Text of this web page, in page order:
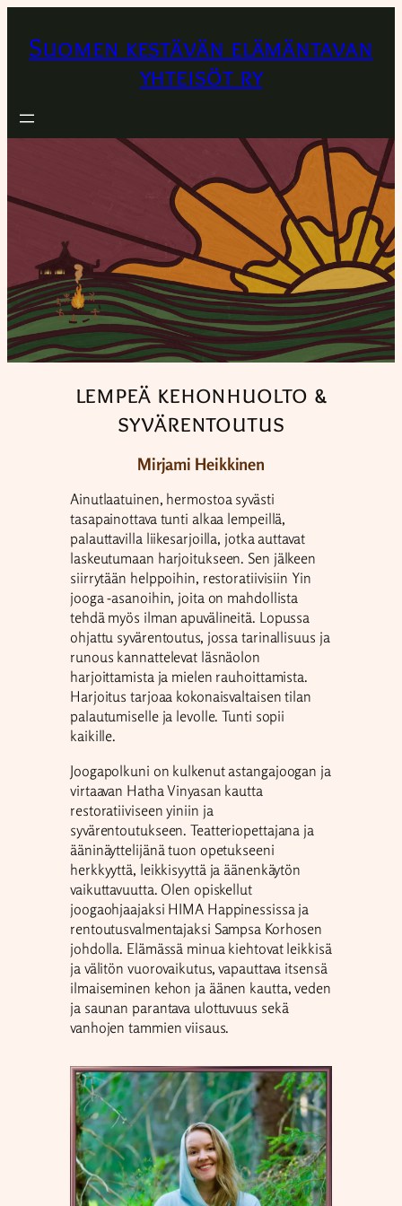
Suomen kestävän elämäntavan
yhteisöt ry
lempeä kehonhuolto &
syvärentoutus
Mirjami Heikkinen
Ainutlaatuinen, hermostoa syvästi
tasapainottava tunti alkaa lempeillä,
palauttavilla liikesarjoilla, jotka auttavat
laskeutumaan harjoitukseen. Sen jälkeen
siirrytään helppoihin, restoratiivisiin Yin
jooga -asanoihin, joita on mahdollista
tehdä myös ilman apuvälineitä. Lopussa
ohjattu syvärentoutus, jossa tarinallisuus ja
runous kannattelevat läsnäolon
harjoittamista ja mielen rauhoittamista.
Harjoitus tarjoaa kokonaisvaltaisen tilan
palautumiselle ja levolle. Tunti sopii
kaikille.
Joogapolkuni on kulkenut astangajoogan ja
virtaavan Hatha Vinyasan kautta
restoratiiviseen yiniin ja
syvärentoutukseen. Teatteriopettajana ja
ääninäyttelijänä tuon opetukseeni
herkkyyttä, leikkisyyttä ja äänenkäytön
vaikuttavuutta. Olen opiskellut
joogaohjaajaksi HIMA Happinessissa ja
rentoutusvalmentajaksi Sampsa Korhosen
johdolla. Elämässä minua kiehtovat leikkisä
ja välitön vuorovaikutus, vapauttava itsensä
ilmaiseminen kehon ja äänen kautta, veden
ja saunan parantava ulottuvuus sekä
vanhojen tammien viisaus.